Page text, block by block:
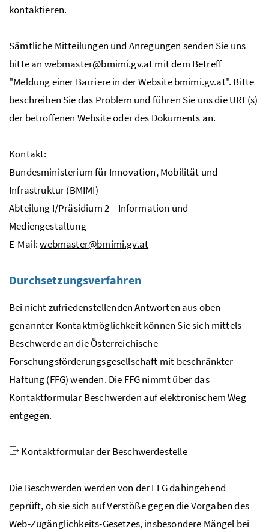
kontaktieren.
Sämtliche Mitteilungen und Anregungen senden Sie uns
bitte an webmaster@bmimi.gv.at mit dem Betreff
"Meldung einer Barriere in derWebsitebmimi.gv.at". Bitte
beschreiben Sie das Problem und führen Sie uns dieURL(s)
der betroffenen Websiteoder des Dokuments an.
Kontakt:
Bundesministerium für Innovation, Mobilität und
Infrastruktur (BMIMI)
Abteilung I/Präsidium 2 – Information und
Mediengestaltung
E-Mail:webmaster@bmimi.gv.at
Durchsetzungsverfahren
Bei nicht zufriedenstellenden Antworten aus oben
genannter Kontaktmöglichkeit können Sie sich mittels
Beschwerde an die Österreichische
Forschungsförderungsgesellschaft mit beschränkter
Haftung (FFG) wenden. Die FFG nimmt über das
Kontaktformular Beschwerden auf elektronischem Weg
entgegen.
Kontaktformular der Beschwerdestelle
Die Beschwerden werden von der FFG dahingehend
geprüft, ob sie sich auf Verstöße gegen die Vorgaben des
Web-Zugänglichkeits-Gesetzes, insbesondere Mängel bei